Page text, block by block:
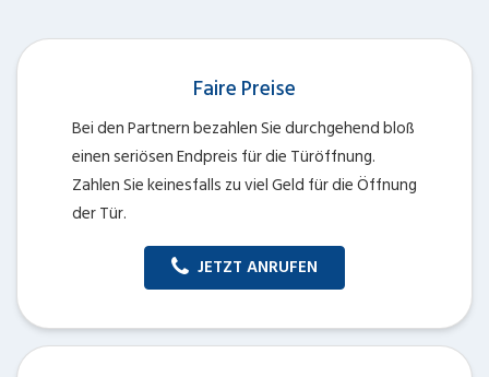
Faire Preise
Bei den Partnern bezahlen Sie durchgehend bloß
einen seriösen Endpreis für die Türöffnung.
Zahlen Sie keinesfalls zu viel Geld für die Öffnung
der Tür.
JETZT ANRUFEN